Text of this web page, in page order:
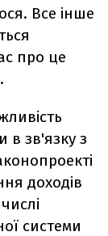
Все інше
про це
в зв'язку з
доходів
системи